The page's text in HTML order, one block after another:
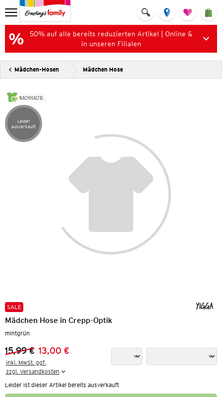
50% auf alle bereits reduzierten Artikel | Online &
in unseren Filialen
Mädchen-Hosen Mädchen Hose
NACHHALTIG
Artikel leider ausverkauft
Leider
ausverkauft
SALE
Mädchen Hose in Crepp-Optik
mintgrün
Vorheriger Preis:
15,99 €
Neuer Preis:
13,00 €
inkl. MwSt. ggf.
zzgl. Versandkosten
Leider ist dieser Artikel bereits ausverkauft